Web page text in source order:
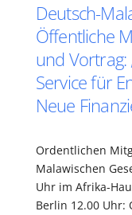
Deutsch-
Öffentliche
und Vortrag:
Service für
Neue
Ordentlichen
Malawischen
Uhr im Afrika-
Berlin 12.00 Uhr: